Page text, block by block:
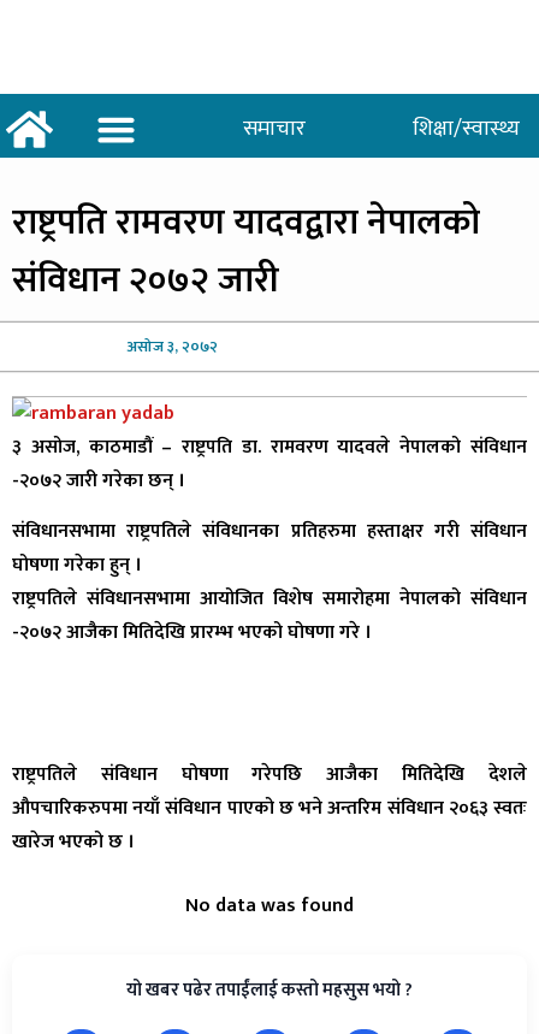
समाचार शिक्षा/स्वास्थ्य
राष्ट्रपतिरामवरण यादवद्वारा नेपालको
संविधान २०७२ जारी
असोज३, २०७२
३ असोज, काठमाडौं – राष्ट्रपति डा. रामवरण यादवले नेपालको संविधान
-२०७२ जारी गरेका छन् ।
संविधानसभामा राष्ट्रपतिले संविधानका प्रतिहरुमा हस्ताक्षर गरी संविधान
घोषणा गरेका हुन् ।
राष्ट्रपतिले संविधानसभामा आयोजित विशेष समारोहमा नेपालको संविधान
-२०७२ आजैका मितिदेखि प्रारम्भ भएको घोषणा गरे ।
राष्ट्रपतिले संविधान घोषणा गरेपछि आजैका मितिदेखि देशले
औपचारिकरुपमा नयाँ संविधान पाएको छ भने अन्तरिम संविधान २०६३ स्वतः
खारेज भएको छ ।
No data was found
यो खबर पढेर तपाईंलाई कस्तो महसुस भयो ?